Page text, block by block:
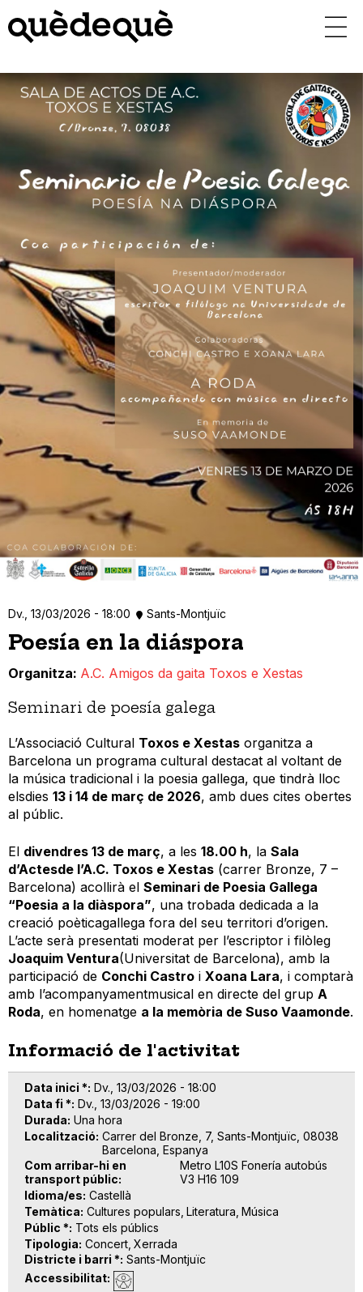
contingut
Dv., 13/03/2026 - 18:00 Sants-Montjuïc
Poesía en la diáspora
Organitza A.C. Amigos da gaita Toxos e Xestas
Seminari de poesía galega
L’Associació Cultural Toxos e Xestas organitza a
Barcelona un programa cultural destacat al voltant de
la música tradicional i la poesia gallega, que tindrà lloc
elsdies 13 i 14 de març de 2026, amb dues cites obertes
al públic.
El divendres 13 de març, a les 18.00 h, la Sala
d’Actesde l’A.C. Toxos e Xestas (carrer Bronze, 7 –
Barcelona) acollirà el Seminari de Poesia Gallega
“Poesia a la diàspora”, una trobada dedicada a la
creació poèticagallega fora del seu territori d’origen.
L’acte serà presentati moderat per l’escriptor i filòleg
Joaquim Ventura(Universitat de Barcelona), amb la
participació de Conchi Castro i Xoana Lara, i comptarà
amb l’acompanyamentmusical en directe del grup A
Roda, en homenatge a la memòria de Suso Vaamonde.
Informació de l'activitat
Data inici * Dv., 13/03/2026 - 18:00
Data fi * Dv., 13/03/2026 - 19:00
Durada Una hora
Localització Carrer del Bronze, 7, Sants-Montjuïc, 08038
Barcelona, Espanya
Com arribar-hi en
transport públic
Metro L10S Fonería autobús
V3 H16 109
Idioma/es Castellà
Temàtica Cultures populars Literatura Música
Públic * Tots els públics
Tipologia Concert Xerrada
Districte i barri * Sants-Montjuïc
Accessibilitat